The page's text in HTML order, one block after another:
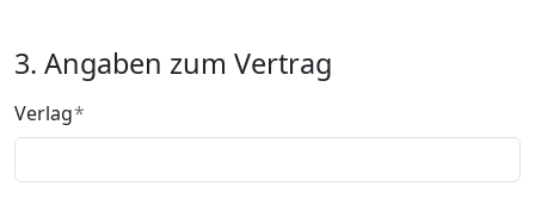
3. Angaben zum Vertrag
Verlag